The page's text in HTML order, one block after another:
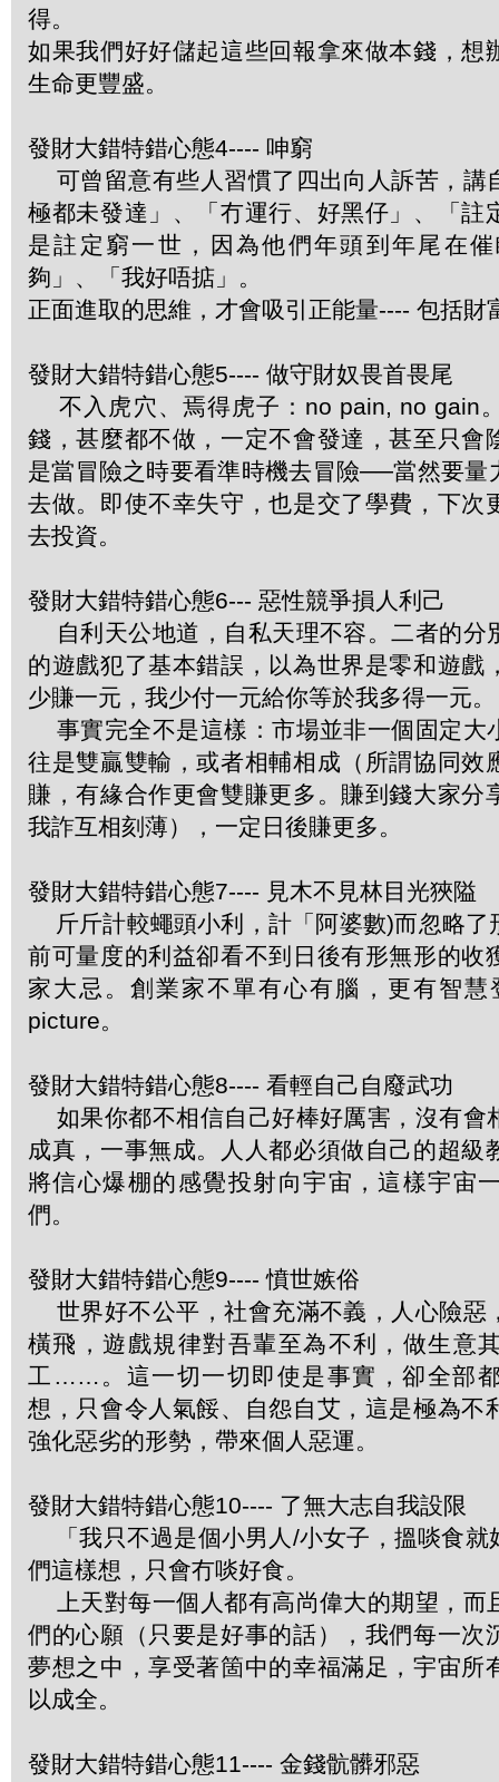
得。
如果我們好好儲起這些回報拿來做本錢，想
生命更豐盛。
發財大錯特錯心態4---- 呻窮
可曾留意有些人習慣了四出向人訴苦，講
極都未發達」、「冇運行、好黑仔」、「註
是註定窮一世，因為他們年頭到年尾在
夠」、「我好唔掂」。
正面進取的思維，才會吸引正能量---- 包括財
發財大錯特錯心態5---- 做守財奴畏首畏尾
不入虎穴、焉得虎子：no pain, no gain
錢，甚麼都不做，一定不會發達，甚至只會
是當冒險之時要看準時機去冒險──當然要量
去做。即使不幸失守，也是交了學費，下次
去投資。
發財大錯特錯心態6--- 惡性競爭損人利己
自利天公地道，自私天理不容。二者的分
的遊戲犯了基本錯誤，以為世界是零和遊戲
少賺一元，我少付一元給你等於我多得一元。
事實完全不是這樣：市場並非一個固定大
往是雙贏雙輸，或者相輔相成（所謂協同效
賺，有緣合作更會雙賺更多。賺到錢大家分
我詐互相刻薄），一定日後賺更多。
發財大錯特錯心態7---- 見木不見林目光狹隘
斤斤計較蠅頭小利，計「阿婆數)而忽略了
前可量度的利益卻看不到日後有形無形的收
家大忌。創業家不單有心有腦，更有智慧
picture。
發財大錯特錯心態8---- 看輕自己自廢武功
如果你都不相信自己好棒好厲害，沒有會
成真，一事無成。人人都必須做自己的超級
將信心爆棚的感覺投射向宇宙，這樣宇宙
們。
發財大錯特錯心態9---- 憤世嫉俗
世界好不公平，社會充滿不義，人心險惡
橫飛，遊戲規律對吾輩至為不利，做生意
工……。這一切一切即使是事實，卻全部
想，只會令人氣餒、自怨自艾，這是極為不
強化惡劣的形勢，帶來個人惡運。
發財大錯特錯心態10---- 了無大志自我設限
「我只不過是個小男人/小女子，搵啖食就
們這樣想，只會冇啖好食。
上天對每一個人都有高尚偉大的期望，而
們的心願（只要是好事的話），我們每一次
夢想之中，享受著箇中的幸福滿足，宇宙所
以成全。
發財大錯特錯心態11---- 金錢骯髒邪惡